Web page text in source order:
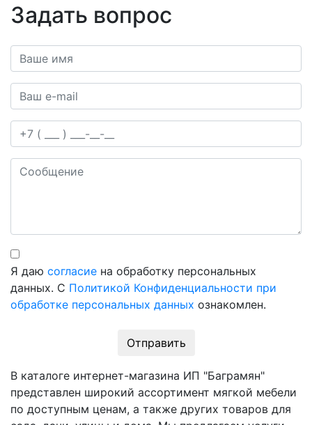
Задать вопрос
Ваше имя*
Ваш e-mail*
Телефон
Сообщение
Я даю согласие на обработку персональных
данных. С Политикой Конфиденциальности при
обработке персональных данных ознакомлен.
Отправить
В каталоге интернет-магазина ИП "Баграмян"
представлен широкий ассортимент мягкой мебели
по доступным ценам, а также других товаров для